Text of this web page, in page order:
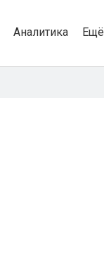
Аналитика Ещё